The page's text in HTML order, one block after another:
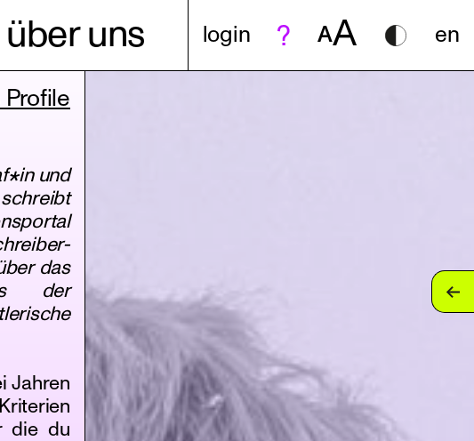
über uns login AA en
Profile
und
das
der
Jahren
die du